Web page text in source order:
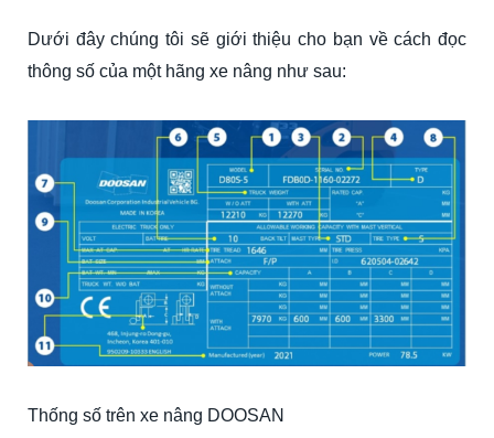
Dưới đây chúng tôi sẽ giới thiệu cho bạn về cách đọc
thông số của một hãng xe nâng như sau:
Thống số trên xe nâng DOOSAN